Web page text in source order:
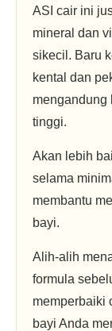
ASI cair ini
mineral dan
sikecil. Baru
kental dan
mengandung
tinggi.
Akan lebih
selama
membantu
bayi.
Alih-alih
formula
memperbaiki
bayi Anda